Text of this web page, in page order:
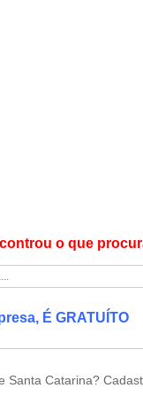
o que
É GRATUÍTO
Santa Catarina?